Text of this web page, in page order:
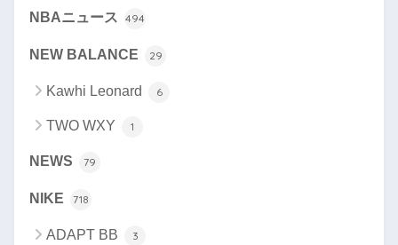
NBAニュース 494
NEW BALANCE 29
Kawhi Leonard 6
TWO WXY 1
NEWS 79
NIKE 718
ADAPT BB 3